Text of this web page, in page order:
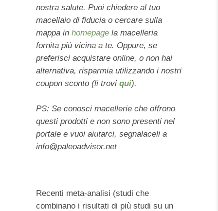
nostra salute. Puoi chiedere al tuo
macellaio di fiducia o cercare sulla
mappa in homepage la macelleria
fornita più vicina a te. Oppure, se
preferisci acquistare online, o non hai
alternativa, risparmia utilizzando i nostri
coupon sconto (li trovi qui).
PS: Se conosci macellerie che offrono
questi prodotti e non sono presenti nel
portale e vuoi aiutarci, segnalaceli a
info@paleoadvisor.net
Recenti meta-analisi (studi che
combinano i risultati di più studi su un